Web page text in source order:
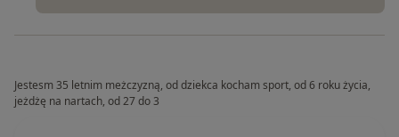
Jestesm 35 letnim meżczyzną, od dziekca kocham sport, od 6 roku życia,
jeżdżę na nartach, od 27 do 3